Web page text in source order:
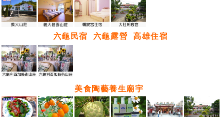
六龜民宿 六龜露營 高雄住宿
美食陶藝養生廟宇